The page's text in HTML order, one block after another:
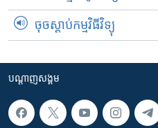
ចុចស្តាប់កម្មវិធីវិទ្យុ
បណ្តាញ​សង្គម